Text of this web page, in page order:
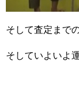
そして査定まで
そしていよいよ